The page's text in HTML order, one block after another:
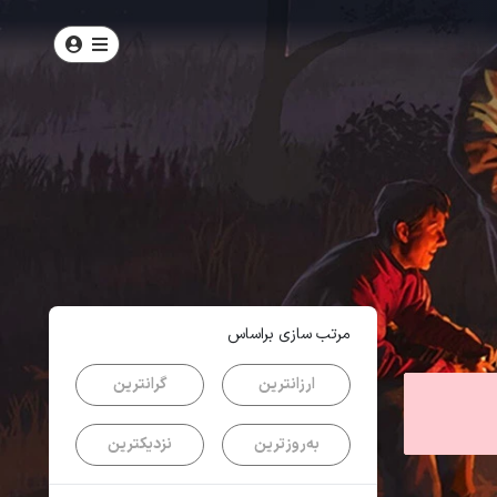
مرتب سازی براساس
ارزانترین گرانترین
به‌روزترین نزدیکترین